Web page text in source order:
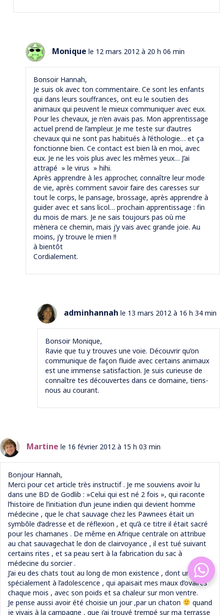
Monique le 12 mars 2012 à 20 h 06 min
Bonsoir Hannah,
Je suis ok avec ton commentaire. Ce sont les enfants
qui dans leurs souffrances, ont eu le soutien des
animaux qui peuvent le mieux communiquer avec eux.
Pour les chevaux, je n’en avais pas. Mon apprentissage
actuel prend de l’ampleur. Je me teste sur d’autres
chevaux qui ne sont pas habitués à l’éthologie… et ça
fonctionne bien. Ce contact est bien là en moi, avec
eux. Je ne les vois plus avec les mêmes yeux… J’ai
attrapé » le virus » hihi.
Après apprendre à les approcher, connaître leur mode
de vie, après comment savoir faire des caresses sur
tout le corps, le pansage, brossage, après apprendre à
guider avec et sans licol… prochain apprentissage : fin
du mois de mars. Je ne sais toujours pas où me
mènera ce chemin, mais j’y vais avec grande joie. Au
moins, j’y trouve le mien !!
à bientôt
Cordialement.
adminhannah le 13 mars 2012 à 16 h 34 min
Bonsoir Monique,
Ravie que tu y trouves une voie. Découvrir qu’on
communique de façon fluide avec certains animaux
est une immense satisfaction. Je suis curieuse de
connaître tes découvertes dans ce domaine, tiens-
nous au courant.
Martine le 16 février 2012 à 15 h 03 min
Bonjour Hannah,
Merci pour cet article très instructif . Je me souviens avoir lu
dans une BD de Godlib : »Celui qui est né 2 fois », qui raconte
l’histoire de l’initiation d’un jeune indien qui devient homme
médecine , que le chat sauvage chez les Pawnees était un
symbôle d’adresse et de réflexion , et qu’à ce titre il était sacré
pour les chamanes . De même en Afrique centrale on attribue
au chat sauvagechat le don de clairvoyance , il est tué suivant
certains rites , et sa peau sert à la fabrication du sac à
médecine du sorcier .
J’ai eu des chats tout au long de mon existence , dont un , tout
spécialement à l’adolescence , qui apaisait mes maux d’ovaires
chaque mois , avec son poids et sa chaleur sur mon ventre.
Je pense aussi avoir été choisie un jour ,par un chaton
quand
je vivais à la campagne , que j’ai trouvé trempé sur ma terrasse